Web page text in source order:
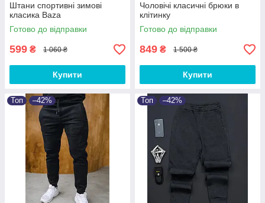
Штани спортивні зимові
класика Baza
Готово до відправки
599 ₴ 1 060 ₴
Купити
Чоловічі класичні брюки в
клітинку
Готово до відправки
849 ₴ 1 500 ₴
Купити
Топ –42% Топ –42%